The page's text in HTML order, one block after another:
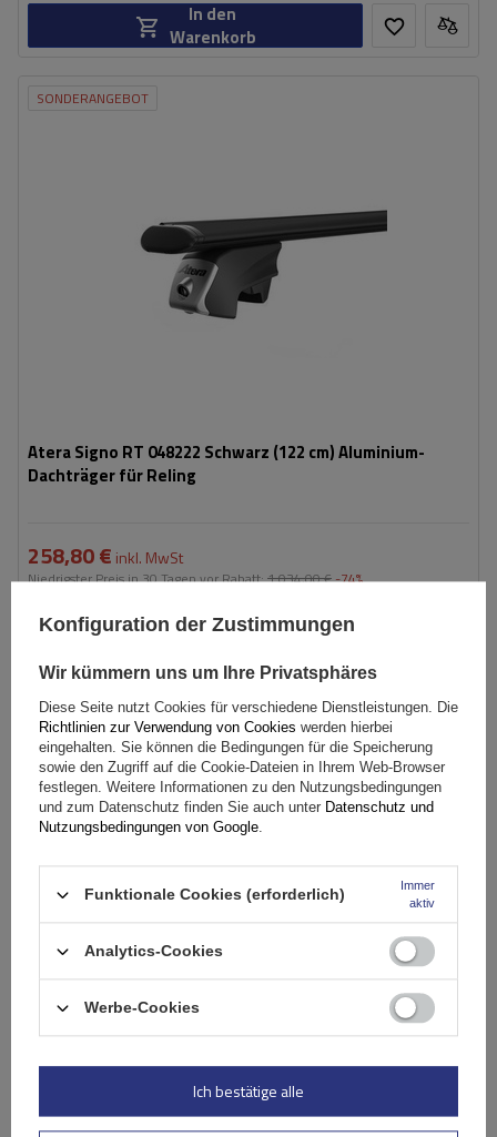
In den
Warenkorb
SONDERANGEBOT
Atera Signo RT 048222 Schwarz (122 cm) Aluminium-
Dachträger für Reling
258,80 € inkl. MwSt
Niedrigster Preis in 30 Tagen vor Rabatt:1 034,00 €-74%
Große Menge verfügbar
Wir versenden schon am
In den
Warenkorb
Mont Blanc AMC 5002-S46 Stahldachträger
Konfiguration der Zustimmungen
Wir kümmern uns um Ihre Privatsphäres
Diese Seite nutzt Cookies für verschiedene Dienstleistungen. Die
Richtlinien zur Verwendung von Cookies werden hierbei
eingehalten. Sie können die Bedingungen für die Speicherung
sowie den Zugriff auf die Cookie-Dateien in Ihrem Web-Browser
festlegen. Weitere Informationen zu den Nutzungsbedingungen
und zum Datenschutz finden Sie auch unter Datenschutz und
Nutzungsbedingungen von Google.
Funktionale Cookies (erforderlich)
Immer
aktiv
Analytics-Cookies
Werbe-Cookies
Ich bestätige alle